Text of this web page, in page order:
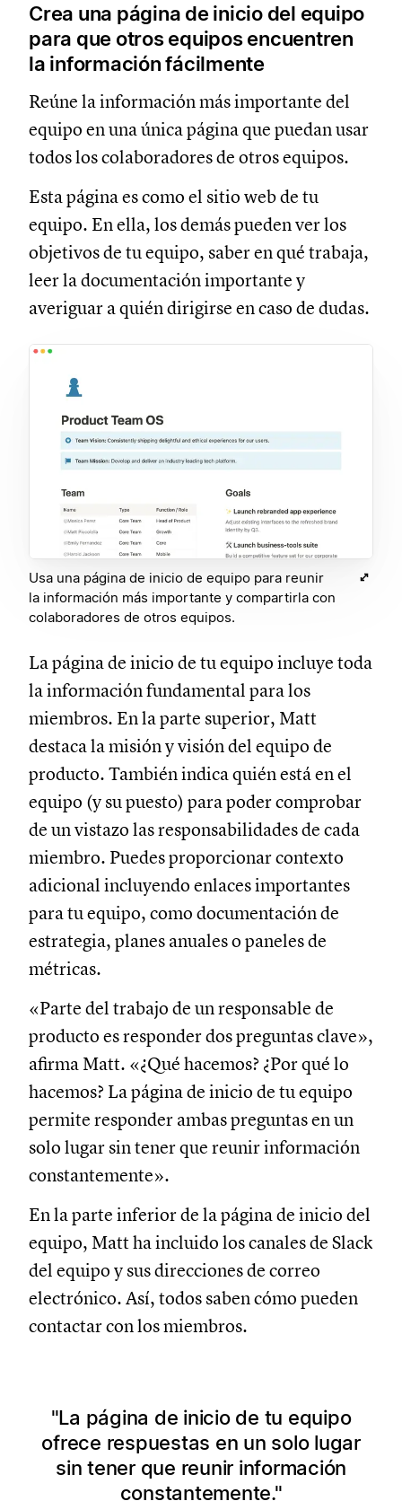
Crea una página de inicio del equipo
para que otros equipos encuentren
la información fácilmente
Reúne la información más importante del
equipo en una única página que puedan usar
todos los colaboradores de otros equipos.
Esta página es como el sitio web de tu
equipo. En ella, los demás pueden ver los
objetivos de tu equipo, saber en qué trabaja,
leer la documentación importante y
averiguar a quién dirigirse en caso de dudas.
Usa una página de inicio de equipo para reunir
la información más importante y compartirla con
colaboradores de otros equipos.
La página de inicio de tu equipo incluye toda
la información fundamental para los
miembros. En la parte superior, Matt
destaca la misión y visión del equipo de
producto. También indica quién está en el
equipo (y su puesto) para poder comprobar
de un vistazo las responsabilidades de cada
miembro. Puedes proporcionar contexto
adicional incluyendo enlaces importantes
para tu equipo, como documentación de
estrategia, planes anuales o paneles de
métricas.
«Parte del trabajo de un responsable de
producto es responder dos preguntas clave»,
afirma Matt. «¿Qué hacemos? ¿Por qué lo
hacemos? La página de inicio de tu equipo
permite responder ambas preguntas en un
solo lugar sin tener que reunir información
constantemente».
En la parte inferior de la página de inicio del
equipo, Matt ha incluido los canales de Slack
del equipo y sus direcciones de correo
electrónico. Así, todos saben cómo pueden
contactar con los miembros.
La página de inicio de tu equipo
ofrece respuestas en un solo lugar
sin tener que reunir información
constantemente.